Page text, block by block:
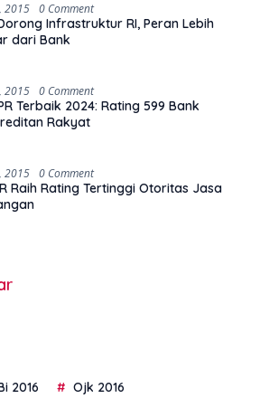
2015 0 Comment
Infrastruktur RI, Peran Lebih
dari Bank
2015 0 Comment
Terbaik 2024: Rating 599 Bank
Rakyat
2015 0 Comment
Raih Rating Tertinggi Otoritas Jasa
2016 Ojk 2016